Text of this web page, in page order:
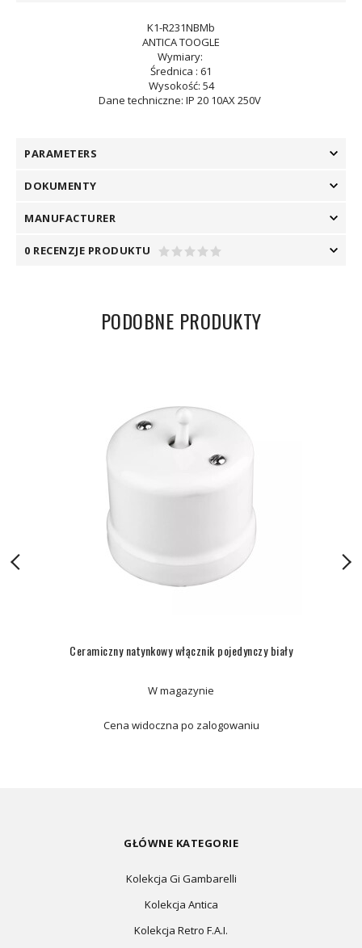
K1-R231NBMb
ANTICA TOOGLE
Wymiary:
Średnica : 61
Wysokość: 54
Dane techniczne: IP 20 10AX 250V
PARAMETERS
DOKUMENTY
MANUFACTURER
0 RECENZJE PRODUKTU
PODOBNE PRODUKTY
Ceramiczny natynkowy włącznik pojedynczy biały
W magazynie
Cena widoczna po zalogowaniu
GŁÓWNE KATEGORIE
Kolekcja Gi Gambarelli
Kolekcja Antica
Kolekcja Retro F.A.I.